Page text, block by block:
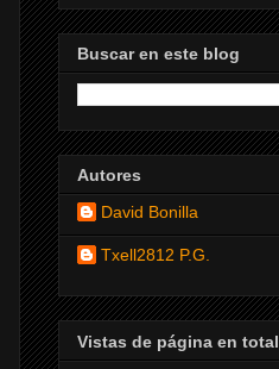
Buscar en este blog
Autores
David Bonilla
Txell2812 P.G.
Vistas de página en total